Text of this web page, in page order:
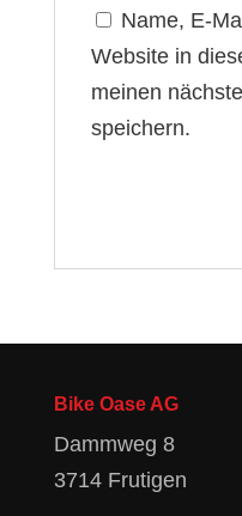
Name, E-
Website in
meinen
speichern.
Bike Oase AG
Dammweg 8
3714 Frutigen